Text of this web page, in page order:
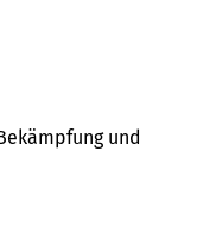
und